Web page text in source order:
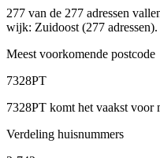
277 van de 277 adressen
wijk: Zuidoost (277 adressen).
Meest voorkomende postcode
7328PT
7328PT komt het vaakst voor
Verdeling huisnummers